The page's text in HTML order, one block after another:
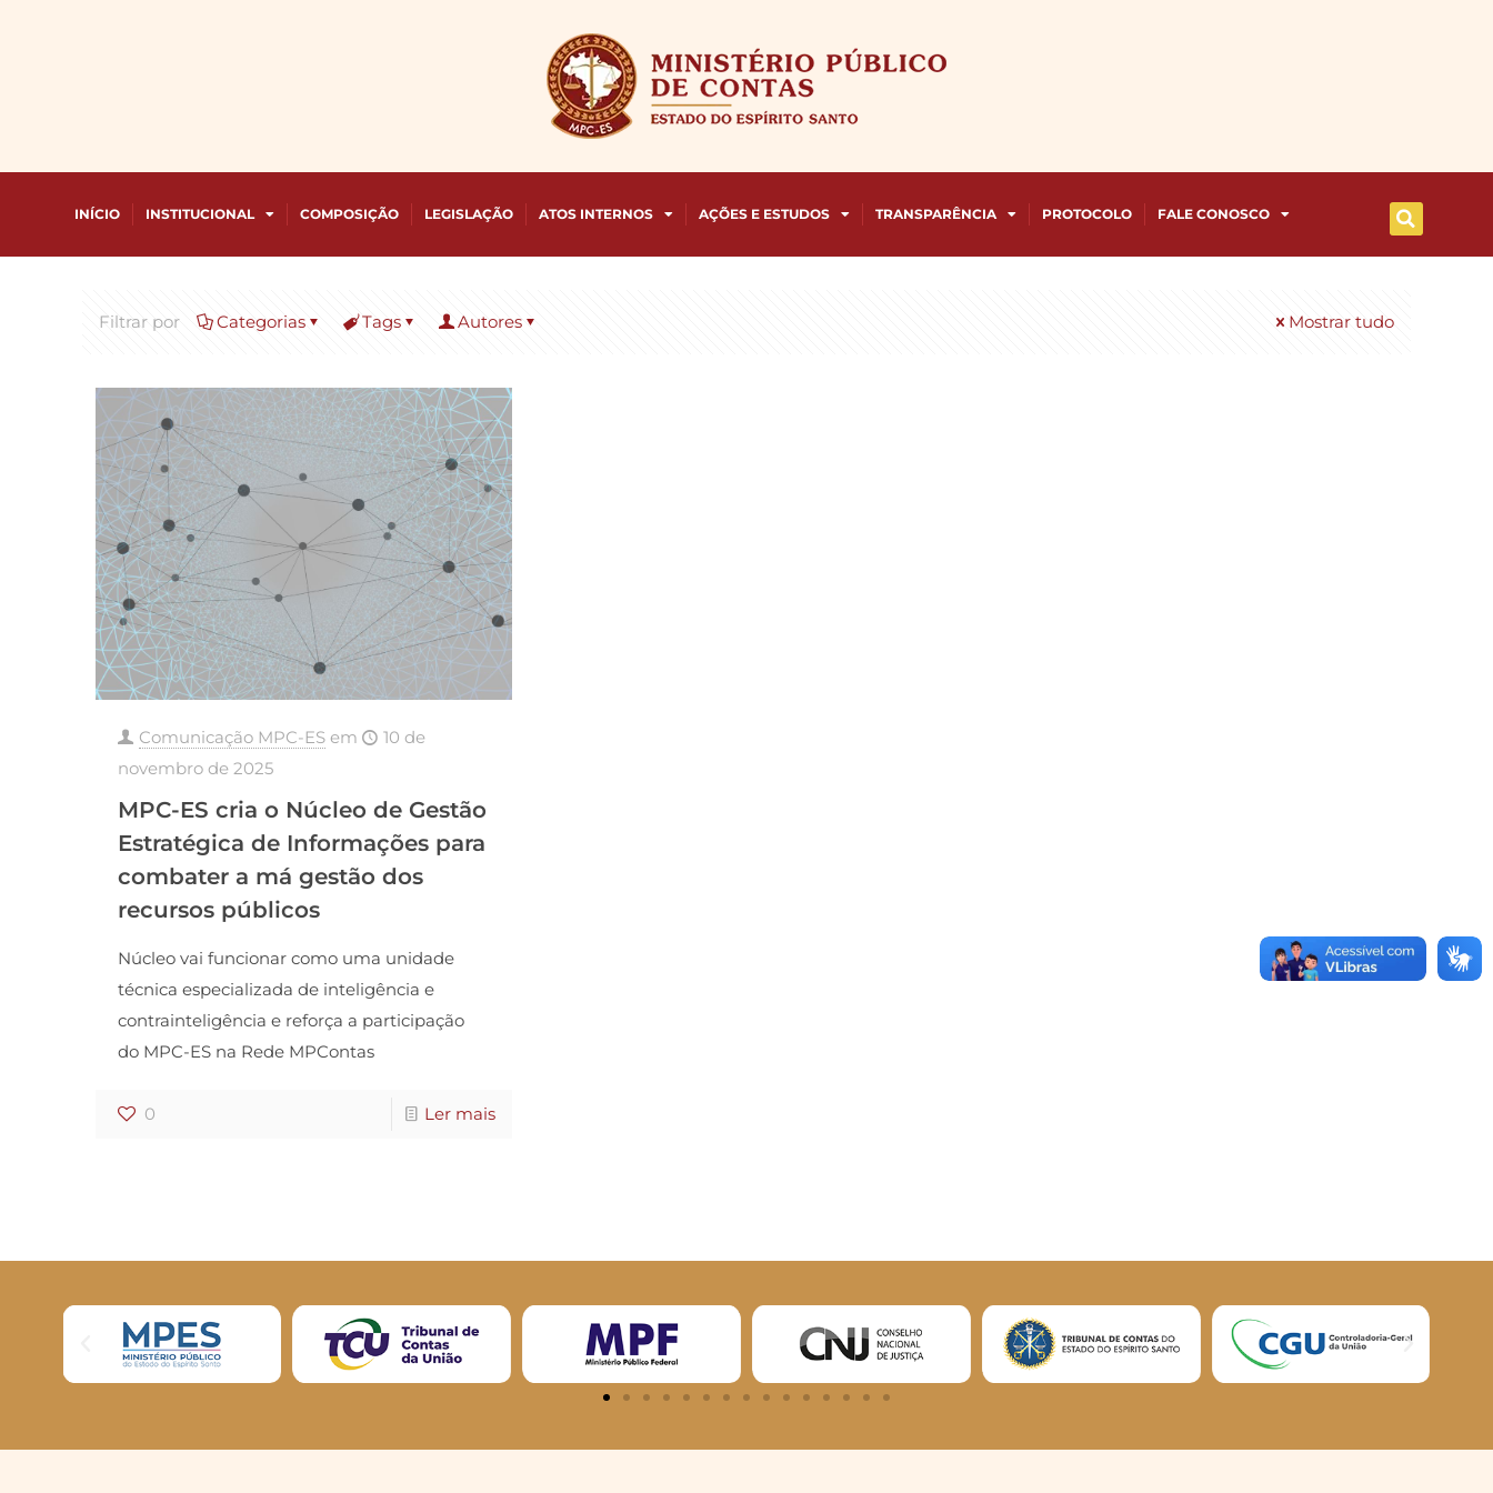
INÍCIO INSTITUCIONAL COMPOSIÇÃO LEGISLAÇÃO ATOS INTERNOS AÇÕES E ESTUDOS TRANSPARÊNCIA PROTOCOLO FALE CONOSCO
Filtrar por Categorias Tags Autores Mostrar tudo
Comunicação MPC-ES em
10 de
novembro de 2025
MPC-ES cria o Núcleo de Gestão
Estratégica de Informações para
combater a má gestão dos
recursos públicos
Núcleo vai funcionar como uma unidade
técnica especializada de inteligência e
contrainteligência e reforça a participação
do MPC-ES na Rede MPContas
0 Ler mais